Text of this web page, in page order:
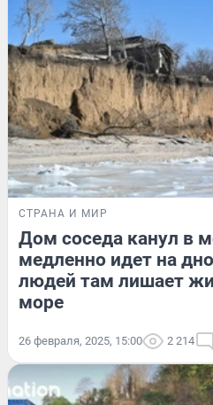
СТРАНА И МИР
Дом соседа канул в
медленно идет на
людей там лишает
море
26 февраля, 2025, 15:00 2 214